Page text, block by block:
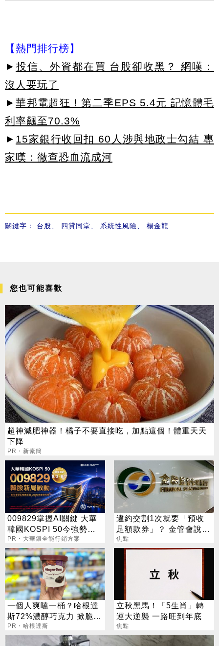
【熱門排行榜】
► 投信、外資都在買 台股卻收黑？ 網嘆：
沒人要玩了
► 華邦電超狂！第二季EPS 5.4元 記憶體毛
利率飆至70.3%
► 15家銀行收回扣 60人涉與地政士勾結 專
家嘆：徹查恐血流成河
關鍵字： 台股 四貸同堂 系統性風險 楊金龍
您也可能喜歡
超神減肥神器！橘子不要直接吃，加點這個！體重天天
下降
PR・新素簡
009829掌握AI關鍵 大華
韓國KOSPI 50今強勢開
募
PR・大華銀全能行銷方案
違約交割1次就要「預收
足額款券」？ 金管會說話
了
焦點
一個人爽嗑一桶？哈根達
斯72%濃醇巧克力 掀脆友
共鳴
PR・哈根達斯
立秋黑馬！「5生肖」轉
運大逆襲 一路旺到年底
焦點